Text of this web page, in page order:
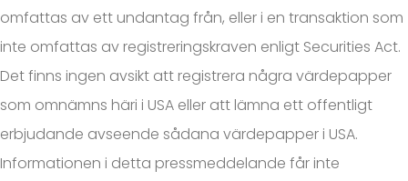
omfattas av ett undantag från, eller i en transaktion som
inte omfattas av registreringskraven enligt Securities Act.
Det finns ingen avsikt att registrera några värdepapper
som omnämns häri i USA eller att lämna ett offentligt
erbjudande avseende sådana värdepapper i USA.
Informationen i detta pressmeddelande får inte